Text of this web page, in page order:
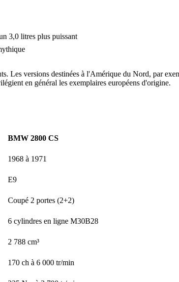
3,0 litres plus puissant
Les versions destinées à l'Amérique du Nord, par
en général les exemplaires européens d'origine.
BMW 2800 CS
1968 à 1971
E9
Coupé 2 portes (2+2)
6 cylindres en ligne M30B28
2 788 cm³
170 ch à 6 000 tr/min